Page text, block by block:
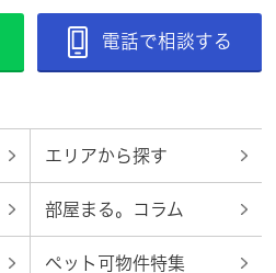
電話で相談する
エリアから探す
部屋まる。コラム
ペット可物件特集